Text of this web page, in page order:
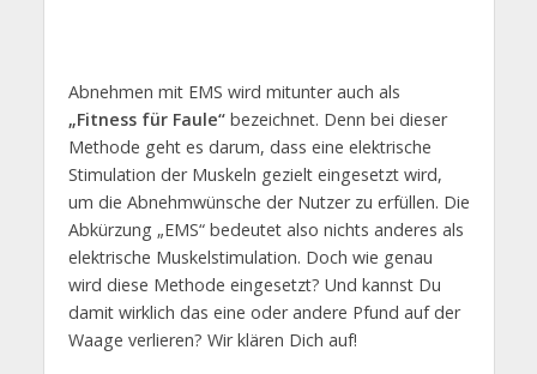
Abnehmen mit EMS wird mitunter auch als
„Fitness für Faule“bezeichnet. Denn bei dieser
Methode geht es darum, dass eine elektrische
Stimulation der Muskeln gezielt eingesetzt wird,
um die Abnehmwünsche der Nutzer zu erfüllen. Die
Abkürzung „EMS“ bedeutet also nichts anderes als
elektrische Muskelstimulation. Doch wie genau
wird diese Methode eingesetzt? Und kannst Du
damit wirklich das eine oder andere Pfund auf der
Waage verlieren? Wir klären Dich auf!